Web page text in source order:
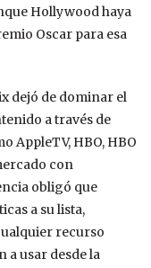
Hollywood haya
Oscar para esa
dejó de dominar el
a través de
AppleTV, HBO, HBO
con
obligó que
a su lista,
recurso
a usar desde la